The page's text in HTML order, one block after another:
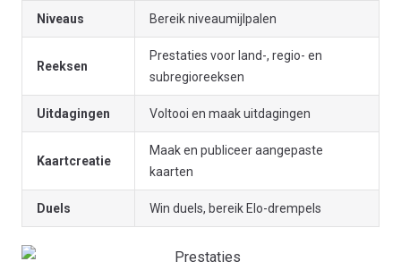
Niveaus Bereik niveaumijlpalen
Reeksen
Prestaties voor land-, regio- en
subregioreeksen
Uitdagingen Voltooi en maak uitdagingen
Kaartcreatie
Maak en publiceer aangepaste
kaarten
Duels Win duels, bereik Elo-drempels